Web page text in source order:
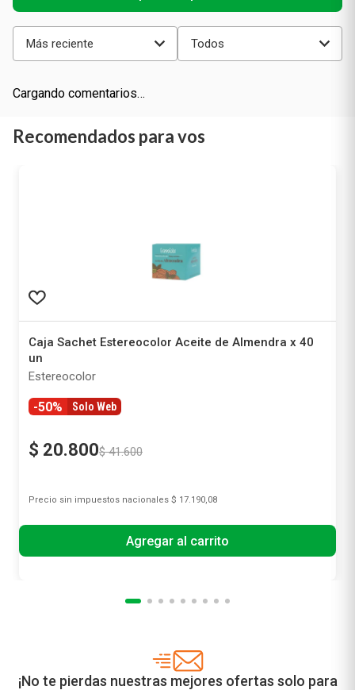
Más reciente Todos
Cargando comentarios…
Recomendados para vos
Caja Sachet Estereocolor Aceite de Almendra x 40
un
Estereocolor
-50% Solo Web
$ 20.800$ 41.600
Precio sin impuestos nacionales $ 17.190,08
Agregar al carrito
¡No te pierdas nuestras mejores ofertas solo para